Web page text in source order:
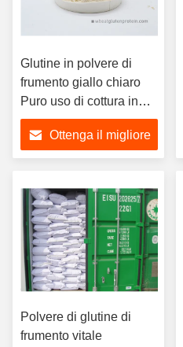
Glutine in polvere di
frumento giallo chiaro
Puro uso di cottura in
polvere Glutine per il
pane Ottenga il migliore
Polvere di glutine di
frumento vitale